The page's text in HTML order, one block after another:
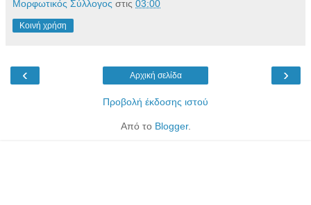
Μορφωτικός Σύλλογος στις 03:00
Κοινή χρήση
‹ ›
Αρχική σελίδα
Προβολή έκδοσης ιστού
Από το Blogger.